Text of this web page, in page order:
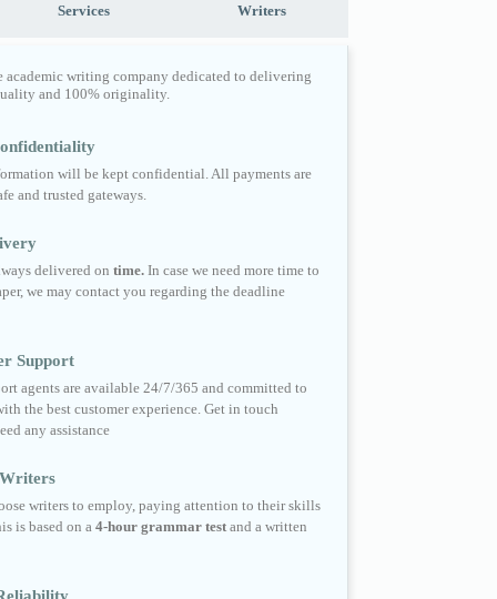
Services Writers
academic writing company dedicated to delivering
and 100% originality.
will be kept confidential. All payments are
and trusted gateways.
delivered on time. In case we need more time to
we may contact you regarding the deadline
Support
agents are available 24/7/365 and committed to
the best customer experience. Get in touch
any assistance
writers to employ, paying attention to their skills
is based on a 4-hour grammar test and a written